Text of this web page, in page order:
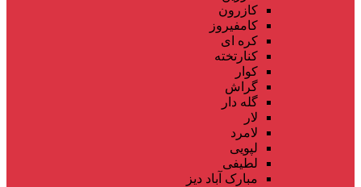
کازرون
کامفیروز
کره ای
کنارتخته
کوار
گراش
گله دار
لار
لامرد
لپویی
لطیفی
مبارک آباد دیز